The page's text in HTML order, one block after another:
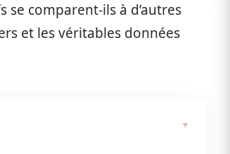
se comparent-ils à d’autres
et les véritables données